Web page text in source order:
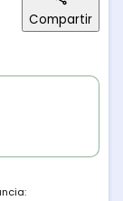
Compartir